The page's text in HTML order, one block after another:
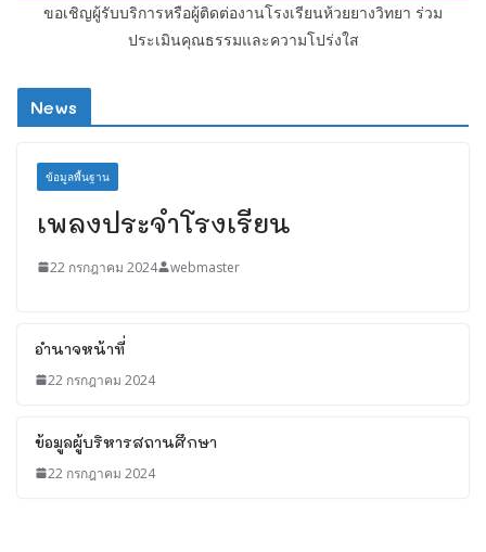
ขอเชิญผู้รับบริการหรือผู้ติดต่องานโรงเรียนห้วยยางวิทยา ร่วม
ประเมินคุณธรรมและความโปร่งใส
News
ข้อมูลพื้นฐาน
เพลงประจำโรงเรียน
22 กรกฎาคม 2024 webmaster
อำนาจหน้าที่
22 กรกฎาคม 2024
ข้อมูลผู้บริหารสถานศึกษา
22 กรกฎาคม 2024